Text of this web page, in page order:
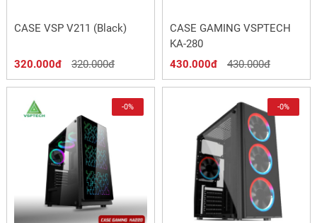
CASE VSP V211 (Black)
320.000đ 320.000đ
CASE GAMING VSPTECH
KA-280
430.000đ
430.000đ
-0% -0%